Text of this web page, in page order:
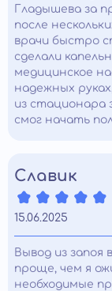
Гладышева за
после
врачи быстро
сделали
медицинское
надежных
из стационара
смог начать
Славик
15.06.2025
Вывод из запоя
проще, чем я
необходимые